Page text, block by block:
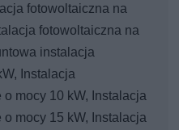
fotowoltaiczna na
fotowoltaiczna na
instalacja
Instalacja
mocy 10 kW, Instalacja
mocy 15 kW, Instalacja